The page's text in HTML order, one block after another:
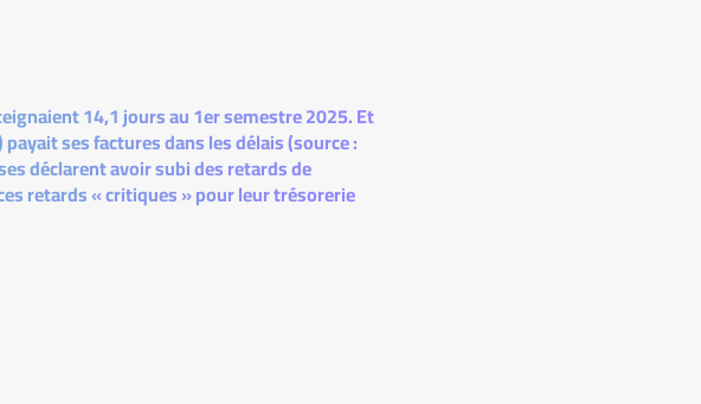
14,1 jours au 1er semestre 2025. Et
ses factures dans les délais (source :
déclarent avoir subi des retards de
retards « critiques » pour leur trésorerie